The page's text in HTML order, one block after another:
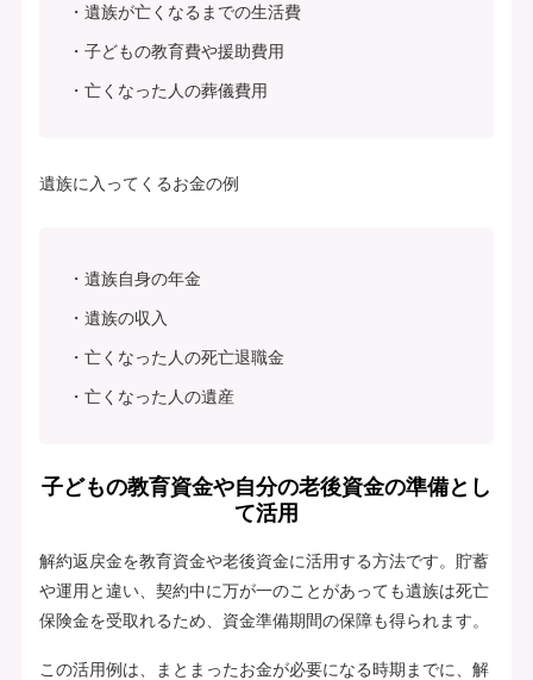
遺族が亡くなるまでの生活費
子どもの教育費や援助費用
亡くなった人の葬儀費用
遺族に入ってくるお金の例
遺族自身の年金
遺族の収入
亡くなった人の死亡退職金
亡くなった人の遺産
子どもの教育資金や自分の老後資金の準備とし
て活用
解約返戻金を教育資金や老後資金に活用する方法です。貯蓄
や運用と違い、契約中に万が一のことがあっても遺族は死亡
保険金を受取れるため、資金準備期間の保障も得られます。
この活用例は、まとまったお金が必要になる時期までに、解